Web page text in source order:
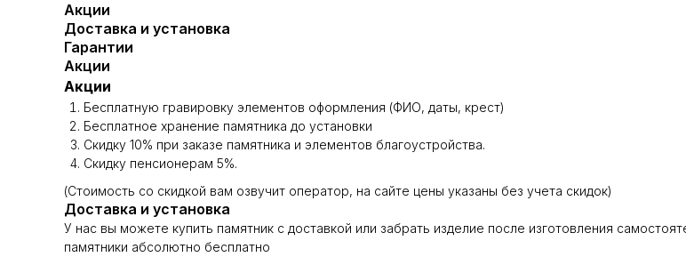
Акции
Доставка и установка
Гарантии
Акции
Акции
Бесплатную гравировку элементов оформления (ФИО, даты, крест)
Бесплатное хранение памятника до установки
Скидку 10% при заказе памятника и элементов благоустройства.
Скидку пенсионерам 5%.
(Стоимость со скидкой вам озвучит оператор, на сайте цены указаны без учета скидок)
Доставка и установка
У нас вы можете купить памятник с доставкой или забрать изделие после изготовления
памятники абсолютно бесплатно